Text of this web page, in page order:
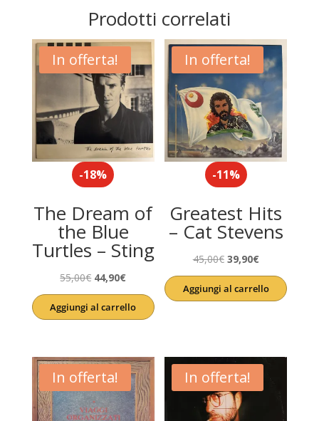
Prodotti correlati
In offerta!
-18%
The Dream of
the Blue
Turtles – Sting
55,00€ Il
prezzo
originale
44,90€Il
prezzo
attuale
Aggiungi al carrello
In offerta!
-11%
Greatest Hits
– Cat Stevens
45,00€ Il
prezzo
originale
39,90€Il
prezzo
attuale
Aggiungi al carrello
In offerta! In offerta!